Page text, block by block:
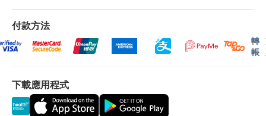
金銀花，連翹，薄荷，桔梗，牛蒡子，淡豆豉，甘
草，淡竹葉，荊芥
認。倘若健康網購health.ESDlife未能提供任何訂
單上的貨品，健康網購health.ESDlife有權拒絕接
受該訂單，並且會於送貨前透過電話或電郵通知顧
客再作安排。
保用條款：
貨品質量保證，於顧客收到產品當日起計，使用
付款方法
轉
帳
下載應用程式